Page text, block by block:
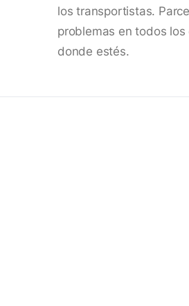
los transportistas.
problemas en todos
donde estés.